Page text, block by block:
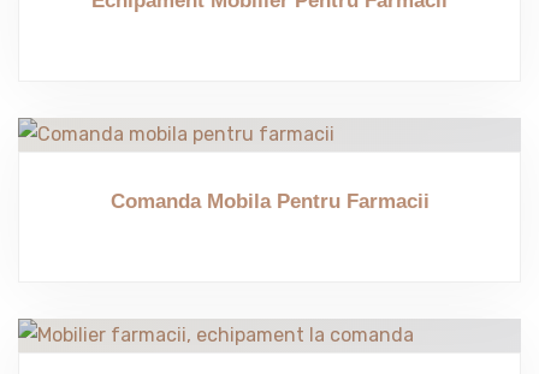
Comanda Mobila Pentru Farmacii